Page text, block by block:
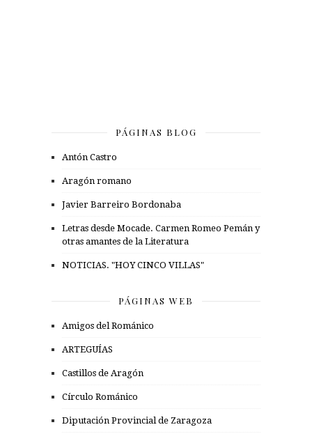
PÁGINAS BLOG
Antón Castro
Aragón romano
Javier Barreiro Bordonaba
Letras desde Mocade. Carmen Romeo Pemán y
otras amantes de la Literatura
NOTICIAS. "HOY CINCO VILLAS"
PÁGINAS WEB
Amigos del Románico
ARTEGUÍAS
Castillos de Aragón
Círculo Románico
Diputación Provincial de Zaragoza